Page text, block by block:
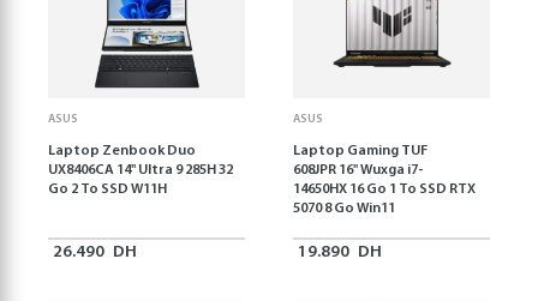
ASUS
Laptop Zenbook Duo
UX8406CA 14'' Ultra 9 285H 32
Go 2 To SSD W11H
26.490 DH
ASUS
Laptop Gaming TUF
608JPR 16'' Wuxga i7-
14650HX 16 Go 1 To SSD RTX
5070 8 Go Win11
19.890 DH